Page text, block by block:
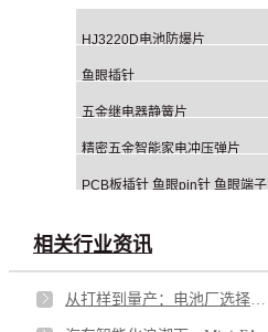
HJ3220D电池防爆片
鱼眼插针
五金继电器静簧片
精密五金智能家电冲压弹片
PCB板插针 鱼眼pin针 鱼眼端子
相关行业资讯